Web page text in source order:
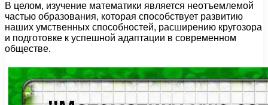
В целом, изучение математики является неотъемлемой
частью образования, которая способствует развитию
наших умственных способностей, расширению кругозора
и подготовке к успешной адаптации в современном
обществе.